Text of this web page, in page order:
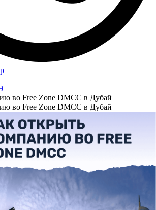
во Free Zone DMCC в Дубай
во Free Zone DMCC в Дубай